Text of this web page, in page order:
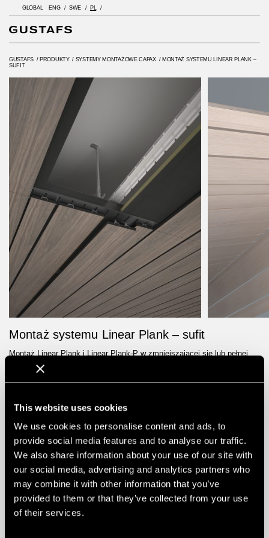
This website uses cookies
We use cookies to personalise content and ads, to
provide social media features and to analyse our traffic.
We also share information about your use of our site with
our social media, advertising and analytics partners who
may combine it with other information that you’ve
provided to them or that they’ve collected from your use
of their services.
GLOBAL ENG SWE PL
GUSTAFS / PRODUKTY / SYSTEMY MONTAŻOWE CAPAX / MONTAŻ SYSTEMU LINEAR PLANK –
SUFIT
Montaż systemu Linear Plank – sufit
Montaż Linear Plank i Linear Plank-P w zmniejszającej się lub pełnej
długości.
ZASTOSOWANIE
Sufity
PODSTAWOWE INFORMACJE